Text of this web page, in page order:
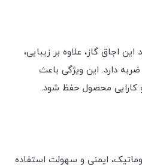
گاز، علاوه بر زیبایی،
ضربه دارد. این ویژگی باعث
کارایی محصول حفظ شود.
ایمنی و سهولت استفاده